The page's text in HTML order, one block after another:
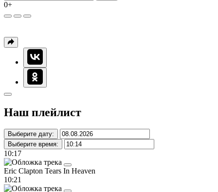
0+
Наш плейлист
Выберите дату:
Выберите время:
10:17
Eric Clapton Tears In Heaven
10:21